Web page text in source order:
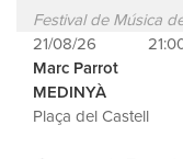
Festival de Música
21/08/26
Marc Parrot
MEDINYÀ
Plaça del Castell